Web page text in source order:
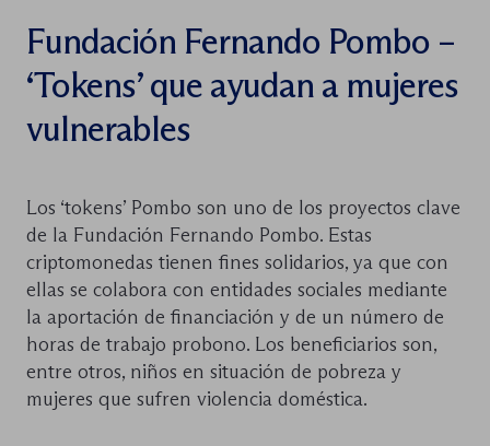
Fundación Fernando Pombo –
‘Tokens’ que ayudan a mujeres
vulnerables
Los ‘tokens’ Pombo son uno de los proyectos clave
de la Fundación Fernando Pombo. Estas
criptomonedas tienen fines solidarios, ya que con
ellas se colabora con entidades sociales mediante
la aportación de financiación y de un número de
horas de trabajo probono. Los beneficiarios son,
entre otros, niños en situación de pobreza y
mujeres que sufren violencia doméstica.